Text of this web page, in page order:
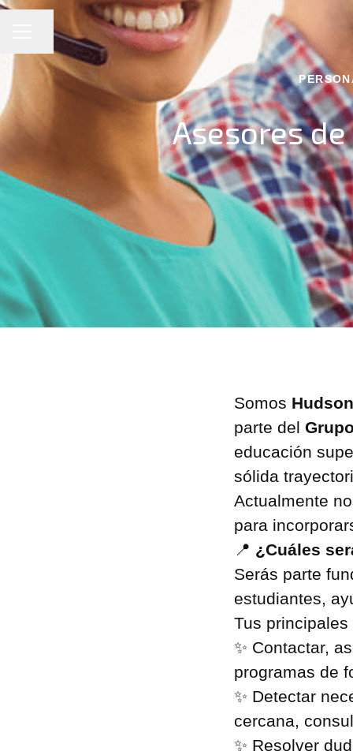
MENÚ DE EMPLEO
Compartir página
Asesores
Somos
parte del
educación
sólida
Actualmente
para
📍 ¿Cuáles
Serás parte
estudiantes,
Tus
✨ Contactar,
programas de
✨ Detectar
cercana,
✨ Resolver